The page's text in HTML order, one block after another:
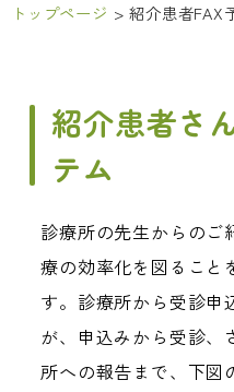
トップページ >紹介患者FAX
紹介患者さ
テム
診療所の先生からのご
療の効率化を図ること
す。診療所から受診申
が、申込みから受診、
所への報告まで、下図